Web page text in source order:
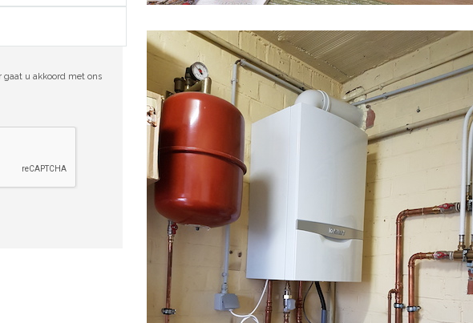
u akkoord met ons